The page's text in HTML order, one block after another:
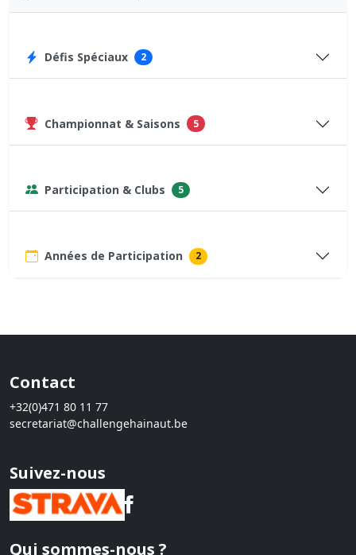
Défis Spéciaux 2
Championnat & Saisons 5
Participation & Clubs 5
Années de Participation 2
Contact
+32(0)471 80 11 77
secretariat@challengehainaut.be
Suivez-nous
Qui sommes-nous ?